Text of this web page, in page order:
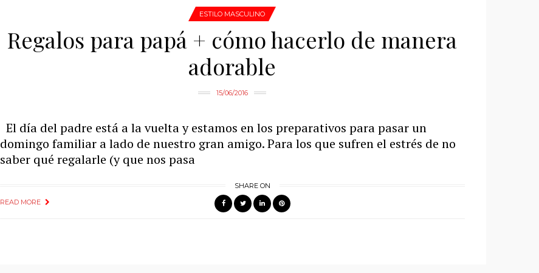
ESTILO MASCULINO
Regalos para papá + cómo hacerlo de manera
adorable
15/06/2016
El día del padre está a la vuelta y estamos en los preparativos para pasar un
domingo familiar a lado de nuestro gran amigo. Para los que sufren el estrés de no
saber qué regalarle (y que nos pasa
READ MORE
SHARE ON